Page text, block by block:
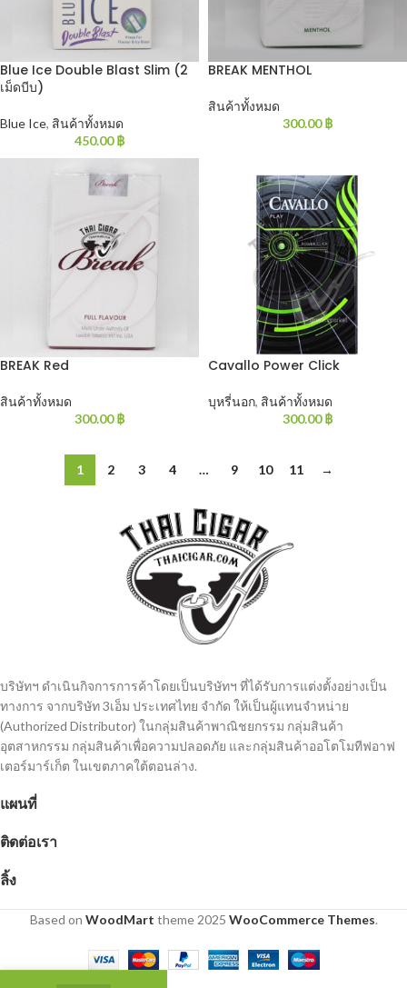
Blue Ice Double Blast Slim (2
เม็ดบีบ)
Blue Ice, สินค้าทั้งหมด
450.00฿
BREAK MENTHOL
สินค้าทั้งหมด
300.00฿
BREAK Red
สินค้าทั้งหมด
300.00฿
Cavallo Power Click
บุหรี่นอก, สินค้าทั้งหมด
300.00฿
1 2 3 4 … 9 10 11 →
บริษัทฯ ดำเนินกิจการการค้าโดยเป็นบริษัทฯ ที่ได้รับการแต่งตั้งอย่างเป็น
ทางการ จากบริษัท 3เอ็ม ประเทศไทย จํากัด ให้เป็นผู้แทนจำหน่าย
(Authorized Distributor) ในกลุ่มสินค้าพาณิชยกรรม กลุ่มสินค้า
อุตสาหกรรม กลุ่มสินค้าเพื่อความปลอดภัย และกลุ่มสินค้าออโตโมทีฟอาฟ
เตอร์มาร์เก็ต ในเขตภาคใต้ตอนล่าง.
แผนที่
ติดต่อเรา
ลิ้ง
Based on WoodMart theme2025 WooCommerce Themes.